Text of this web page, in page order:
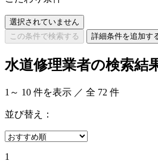
選択されていません
この条件で検索する
詳細条件を追加す
水道修理業者の検索結
1 ～ 10 件を表示 ／ 全 72 件
並び替え：
1